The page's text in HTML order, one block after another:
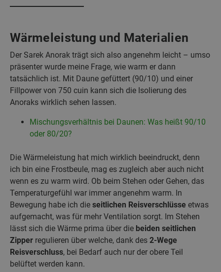
Wärmeleistung und Materialien
Der Sarek Anorak trägt sich also angenehm leicht – umso
präsenter wurde meine Frage, wie warm er dann
tatsächlich ist. Mit Daune gefüttert (90/10) und einer
Fillpower von 750 cuin kann sich die Isolierung des
Anoraks wirklich sehen lassen.
Mischungsverhältnis bei Daunen: Was heißt 90/10
oder 80/20?
Die Wärmeleistung hat mich wirklich beeindruckt, denn
ich bin eine Frostbeule, mag es zugleich aber auch nicht
wenn es zu warm wird. Ob beim Stehen oder Gehen, das
Temperaturgefühl war immer angenehm warm. In
Bewegung habe ich die seitlichen Reisverschlüsse etwas
aufgemacht, was für mehr Ventilation sorgt. Im Stehen
lässt sich die Wärme prima über die beiden seitlichen
Zipper regulieren über welche, dank des 2-Wege
Reisverschluss, bei Bedarf auch nur der obere Teil
belüftet werden kann.